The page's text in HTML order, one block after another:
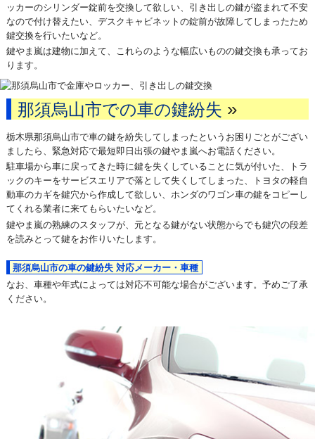
ッカーのシリンダー錠前を交換して欲しい、引き出しの鍵が盗まれて不安
なので付け替えたい、デスクキャビネットの錠前が故障してしまったため
鍵交換を行いたいなど。
鍵やま嵐は建物に加えて、これらのような幅広いものの鍵交換も承ってお
ります。
那須烏山市での車の鍵紛失 »
栃木県那須烏山市で車の鍵を紛失してしまったというお困りごとがござい
ましたら、緊急対応で最短即日出張の鍵やま嵐へお電話ください。
駐車場から車に戻ってきた時に鍵を失くしていることに気が付いた、トラ
ックのキーをサービスエリアで落として失くしてしまった、トヨタの軽自
動車のカギを鍵穴から作成して欲しい、ホンダのワゴン車の鍵をコピーし
てくれる業者に来てもらいたいなど。
鍵やま嵐の熟練のスタッフが、元となる鍵がない状態からでも鍵穴の段差
を読みとって鍵をお作りいたします。
那須烏山市の車の鍵紛失 対応メーカー・車種
なお、車種や年式によっては対応不可能な場合がございます。予めご了承
ください。